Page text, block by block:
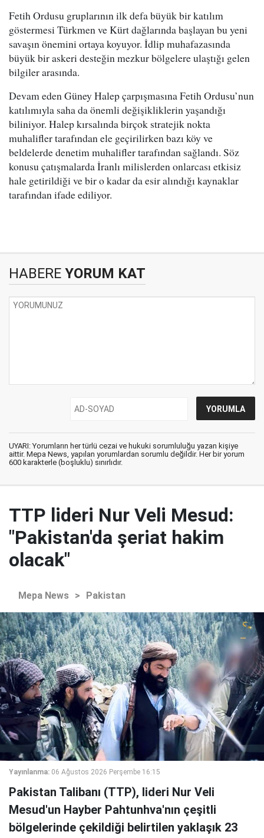
Fetih Ordusu gruplarının ilk defa büyük bir katılım
göstermesi Türkmen ve Kürt dağlarında başlayan bu yeni
savaşın önemini ortaya koyuyor. İdlip muhafazasında
büyük bir askeri desteğin mezkur bölgelere ulaştığı gelen
bilgiler arasında.
Devam eden Güney Halep çarpışmasına Fetih Ordusu’nun
katılımıyla saha da önemli değişikliklerin yaşandığı
biliniyor. Halep kırsalında birçok stratejik nokta
muhalifler tarafından ele geçirilirken bazı köy ve
beldelerde denetim muhalifler tarafından sağlandı. Söz
konusu çatışmalarda İranlı milislerden onlarcası etkisiz
hale getirildiği ve bir o kadar da esir alındığı kaynaklar
tarafından ifade ediliyor.
HABERE YORUM KAT
UYARI: Yorumların her türlü cezai ve hukuki sorumluluğu yazan kişiye
aittir. Mepa News, yapılan yorumlardan sorumlu değildir. Her bir yorum
600 karakterle (boşluklu) sınırlıdır.
TTP lideri Nur Veli Mesud:
"Pakistan'da şeriat hakim
olacak"
Mepa News > Pakistan
Yayınlanma: 06 Ağustos 2026 Perşembe 16:15
Pakistan Talibanı (TTP), lideri Nur Veli
Mesud'un Hayber Pahtunhva'nın çeşitli
bölgelerinde çekildiği belirtilen yaklaşık 23